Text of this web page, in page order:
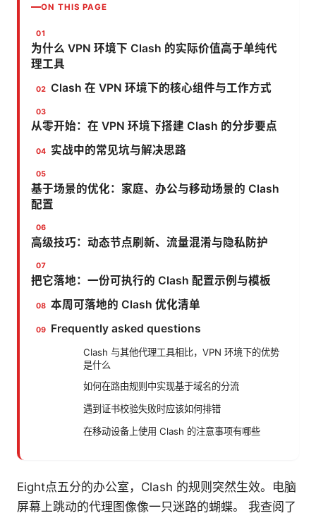
ON THIS PAGE
为什么 VPN 环境下 Clash 的实际价值高于单纯代
理工具
Clash 在 VPN 环境下的核心组件与工作方式
从零开始：在 VPN 环境下搭建 Clash 的分步要点
实战中的常见坑与解决思路
基于场景的优化：家庭、办公与移动场景的 Clash
配置
高级技巧：动态节点刷新、流量混淆与隐私防护
把它落地：一份可执行的 Clash 配置示例与模板
本周可落地的 Clash 优化清单
Frequently asked questions
Clash 与其他代理工具相比，VPN 环境下的优势
是什么
如何在路由规则中实现基于域名的分流
遇到证书校验失败时应该如何排错
在移动设备上使用 Clash 的注意事项有哪些
Eight点五分的办公室，Clash 的规则突然生效。电脑
屏幕上跳动的代理图像像一只迷路的蝴蝶。 我查阅了